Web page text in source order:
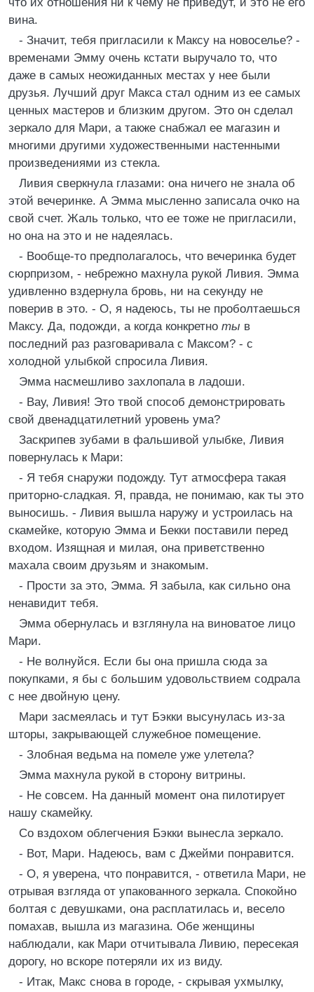
вина.
- Значит, тебя пригласили к Максу на новоселье? -
временами Эмму очень кстати выручало то, что
даже в самых неожиданных местах у нее были
друзья. Лучший друг Макса стал одним из ее самых
ценных мастеров и близким другом. Это он сделал
зеркало для Мари, а также снабжал ее магазин и
многими другими художественными настенными
произведениями из стекла.
Ливия сверкнула глазами: она ничего не знала об
этой вечеринке. А Эмма мысленно записала очко на
свой счет. Жаль только, что ее тоже не пригласили,
но она на это и не надеялась.
- Вообще-то предполагалось, что вечеринка будет
сюрпризом, - небрежно махнула рукой Ливия. Эмма
удивленно вздернула бровь, ни на секунду не
поверив в это. - О, я надеюсь, ты не проболтаешься
Максу. Да, подожди, а когда конкретно ты в
последний раз разговаривала с Максом? - с
холодной улыбкой спросила Ливия.
Эмма насмешливо захлопала в ладоши.
- Вау, Ливия! Это твой способ демонстрировать
свой двенадцатилетний уровень ума?
Заскрипев зубами в фальшивой улыбке, Ливия
повернулась к Мари:
- Я тебя снаружи подожду. Тут атмосфера такая
приторно-сладкая. Я, правда, не понимаю, как ты это
выносишь. - Ливия вышла наружу и устроилась на
скамейке, которую Эмма и Бекки поставили перед
входом. Изящная и милая, она приветственно
махала своим друзьям и знакомым.
- Прости за это, Эмма. Я забыла, как сильно она
ненавидит тебя.
Эмма обернулась и взглянула на виноватое лицо
Мари.
- Не волнуйся. Если бы она пришла сюда за
покупками, я бы с большим удовольствием содрала
с нее двойную цену.
Мари засмеялась и тут Бэкки высунулась из-за
шторы, закрывающей служебное помещение.
- Злобная ведьма на помеле уже улетела?
Эмма махнула рукой в сторону витрины.
- Не совсем. На данный момент она пилотирует
нашу скамейку.
Со вздохом облегчения Бэкки вынесла зеркало.
- Вот, Мари. Надеюсь, вам с Джейми понравится.
- О, я уверена, что понравится, - ответила Мари, не
отрывая взгляда от упакованного зеркала. Спокойно
болтая с девушками, она расплатилась и, весело
помахав, вышла из магазина. Обе женщины
наблюдали, как Мари отчитывала Ливию, пересекая
дорогу, но вскоре потеряли их из виду.
- Итак, Макс снова в городе, - скрывая ухмылку,